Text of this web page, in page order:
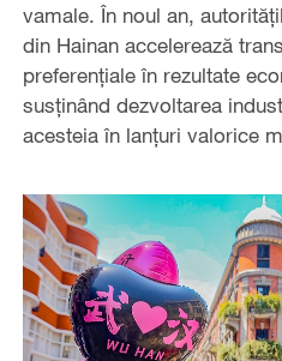
vamale. În noul an,
din Hainan accelerează
preferențiale în rezultate
susținând dezvoltarea
acesteia în lanțuri valorice